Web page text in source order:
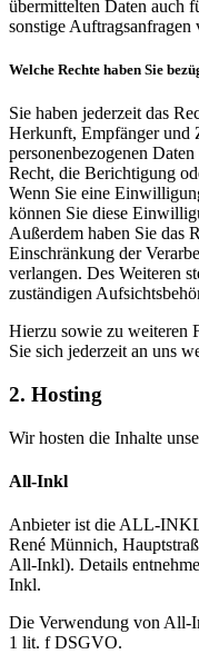
übermittelten Daten auch
sonstige Auftragsanfragen
Welche Rechte haben Sie
Sie haben jederzeit das
Herkunft, Empfänger und
personenbezogenen
Recht, die Berichtigung
Wenn Sie eine
können Sie diese
Außerdem haben Sie das
Einschränkung der
verlangen. Des Weiteren
zuständigen
Hierzu sowie zu weiteren
Sie sich jederzeit an uns
2. Hosting
Wir hosten die Inhalte
All-Inkl
Anbieter ist die ALL-
René Münnich,
All-Inkl). Details
Inkl.
Die Verwendung von All-
1 lit. f DSGVO.